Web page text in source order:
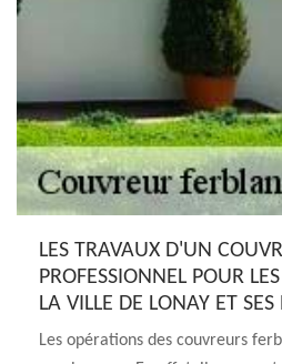
LES TRAVAUX D'UN
PROFESSIONNEL POUR
LA VILLE DE LONAY ET
Les opérations des couvreurs